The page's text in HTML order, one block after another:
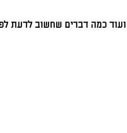
ועוד כמה דברים שחשוב לדעת